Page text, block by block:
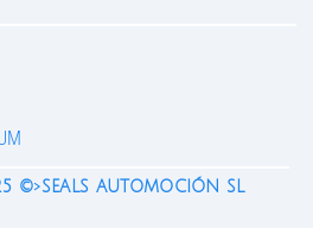
©>SEALS AUTOMOCIÓN SL